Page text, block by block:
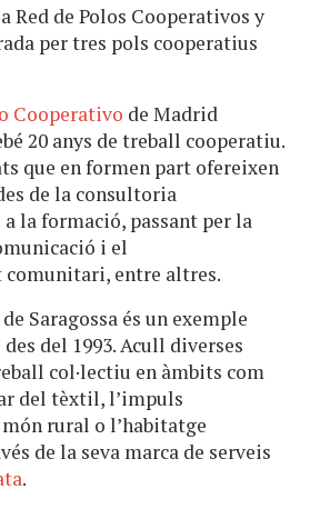
Red de Polos Cooperativos y
per tres pols cooperatius
Cooperativo de Madrid
20 anys de treball cooperatiu.
que en formen part ofereixen
de la consultoria
la formació, passant per la
i el
comunitari, entre altres.
de Saragossa és un exemple
del 1993. Acull diverses
col·lectiu en àmbits com
del tèxtil, l’impuls
rural o l’habitatge
de la seva marca de serveis
.